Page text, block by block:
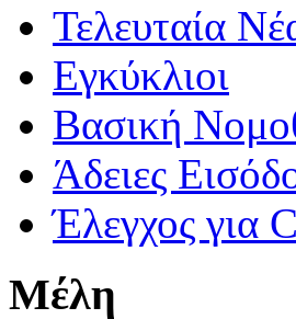
Τελευταία
Εγκύκλιοι
Βασική
Άδειες
Έλεγχος για
Μέλη